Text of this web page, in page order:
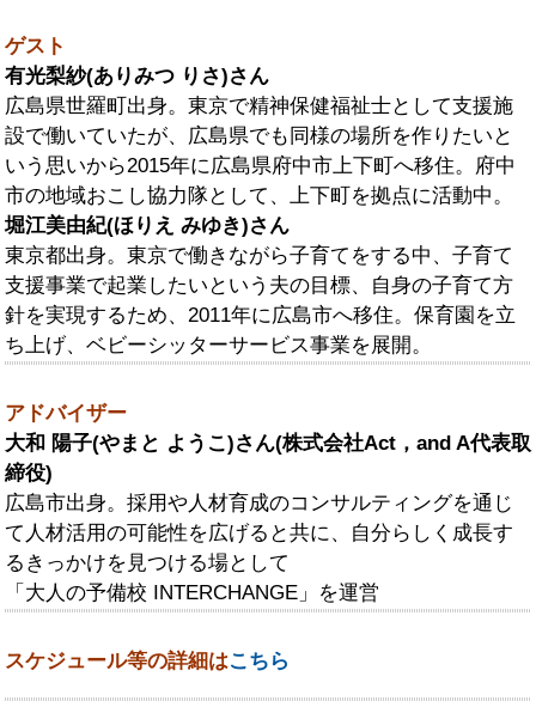
ゲスト
有光梨紗(ありみつ りさ)さん
広島県世羅町出身。東京で精神保健福祉士として支援施
設で働いていたが、広島県でも同様の場所を作りたいと
いう思いから2015年に広島県府中市上下町へ移住。府中
市の地域おこし協力隊として、上下町を拠点に活動中。
堀江美由紀(ほりえ みゆき)さん
東京都出身。東京で働きながら子育てをする中、子育て
支援事業で起業したいという夫の目標、自身の子育て方
針を実現するため、2011年に広島市へ移住。保育園を立
ち上げ、ベビーシッターサービス事業を展開。
アドバイザー
大和 陽子(やまと ようこ)さん(株式会社Act，and A代表取
締役)
広島市出身。採用や人材育成のコンサルティングを通じ
て人材活用の可能性を広げると共に、自分らしく成長す
るきっかけを見つける場として
「大人の予備校 INTERCHANGE」を運営
スケジュール等の詳細はこちら